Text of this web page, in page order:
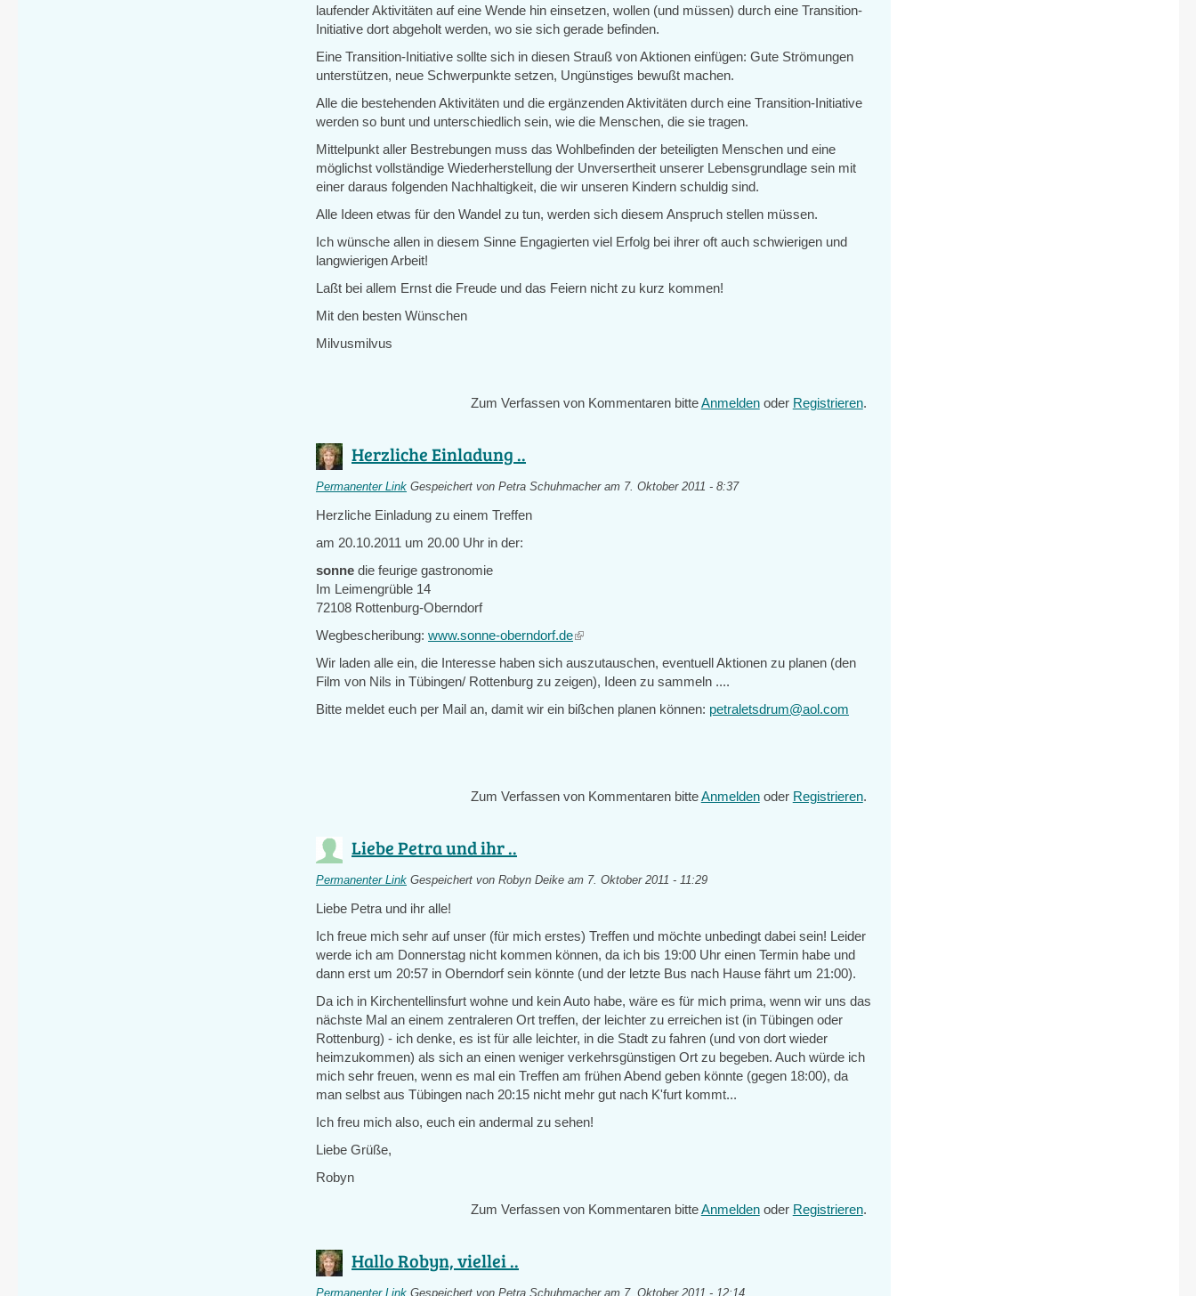
laufender Aktivitäten auf eine Wende hin einsetzen, wollen (und müssen) durch eine Transition-
Initiative dort abgeholt werden, wo sie sich gerade befinden.
Eine Transition-Initiative sollte sich in diesen Strauß von Aktionen einfügen: Gute Strömungen
unterstützen, neue Schwerpunkte setzen, Ungünstiges bewußt machen.
Alle die bestehenden Aktivitäten und die ergänzenden Aktivitäten durch eine Transition-Initiative
werden so bunt und unterschiedlich sein, wie die Menschen, die sie tragen.
Mittelpunkt aller Bestrebungen muss das Wohlbefinden der beteiligten Menschen und eine
möglichst vollständige Wiederherstellung der Unversertheit unserer Lebensgrundlage sein mit
einer daraus folgenden Nachhaltigkeit, die wir unseren Kindern schuldig sind.
Alle Ideen etwas für den Wandel zu tun, werden sich diesem Anspruch stellen müssen.
Ich wünsche allen in diesem Sinne Engagierten viel Erfolg bei ihrer oft auch schwierigen und
langwierigen Arbeit!
Laßt bei allem Ernst die Freude und das Feiern nicht zu kurz kommen!
Mit den besten Wünschen
Milvusmilvus
Zum Verfassen von Kommentaren bitteAnmeldenoder Registrieren.
Herzliche Einladung ..
Permanenter Link Gespeichert vonPetra Schuhmacheram 7. Oktober 2011 - 8:37
Herzliche Einladung zu einem Treffen
am 20.10.2011 um 20.00 Uhr in der:
sonnedie feurige gastronomie
Im Leimengrüble 14
72108 Rottenburg-Oberndorf
Wegbescheribung:www.sonne-oberndorf.de(link
external)
Wir laden alle ein, die Interesse haben sich auszutauschen, eventuell Aktionen zu planen (den
Film von Nils in Tübingen/ Rottenburg zu zeigen), Ideen zu sammeln ....
Bitte meldet euch per Mail an, damit wir ein bißchen planen können: petraletsdrum@aol.com
Zum Verfassen von Kommentaren bitteAnmeldenoder Registrieren.
Liebe Petra und ihr ..
Permanenter Link Gespeichert vonRobyn Deike am 7. Oktober 2011 - 11:29
Liebe Petra und ihr alle!
Ich freue mich sehr auf unser (für mich erstes) Treffen und möchte unbedingt dabei sein! Leider
werde ich am Donnerstag nicht kommen können, da ich bis 19:00 Uhr einen Termin habe und
dann erst um 20:57 in Oberndorf sein könnte (und der letzte Bus nach Hause fährt um 21:00).
Da ich in Kirchentellinsfurt wohne und kein Auto habe, wäre es für mich prima, wenn wir uns das
nächste Mal an einem zentraleren Ort treffen, der leichter zu erreichen ist (in Tübingen oder
Rottenburg) - ich denke, es ist für alle leichter, in die Stadt zu fahren (und von dort wieder
heimzukommen) als sich an einen weniger verkehrsgünstigen Ort zu begeben. Auch würde ich
mich sehr freuen, wenn es mal ein Treffen am frühen Abend geben könnte (gegen 18:00), da
man selbst aus Tübingen nach 20:15 nicht mehr gut nach K'furt kommt...
Ich freu mich also, euch ein andermal zu sehen!
Liebe Grüße,
Robyn
Zum Verfassen von Kommentaren bitteAnmeldenoder Registrieren.
Hallo Robyn, viellei ..
Permanenter Link Gespeichert vonPetra Schuhmacheram 7. Oktober 2011 - 12:14